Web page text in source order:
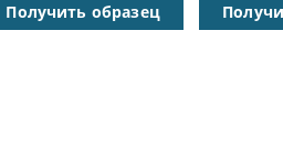
Получить образец